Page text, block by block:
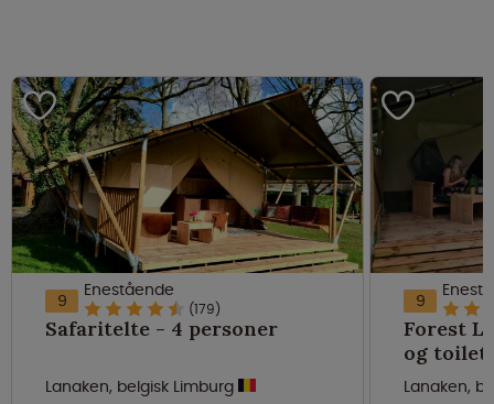
9 Enestående
(179)
Safaritelte - 4 personer
Lanaken, belgisk Limburg
9
Forest
Lanaken,